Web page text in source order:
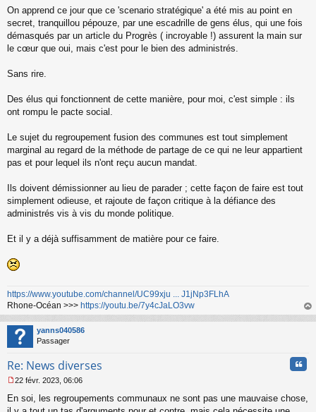
e
n
o
On apprend ce jour que ce 'scenario stratégique' a été mis au point en
secret, tranquillou pépouze, par une escadrille de gens élus, qui une fois
démasqués par un article du Progrès ( incroyable !) assurent la main sur
le cœur que oui, mais c'est pour le bien des administrés.
Sans rire.
Des élus qui fonctionnent de cette manière, pour moi, c'est simple : ils
ont rompu le pacte social.
Le sujet du regroupement fusion des communes est tout simplement
marginal au regard de la méthode de partage de ce qui ne leur appartient
pas et pour lequel ils n'ont reçu aucun mandat.
Ils doivent démissionner au lieu de parader ; cette façon de faire est tout
simplement odieuse, et rajoute de façon critique à la défiance des
administrés vis à vis du monde politique.
Et il y a déjà suffisamment de matière pour ce faire.
https://www.youtube.com/channel/UC99xju ... J1jNp3FLhA
Rhone-Océan >>> https://youtu.be/7y4cJaLO3vw
au
yanns040586
Passager
Re: News diverses
e
s
22 févr. 2023, 06:06
En soi, les regroupements communaux ne sont pas une mauvaise chose,